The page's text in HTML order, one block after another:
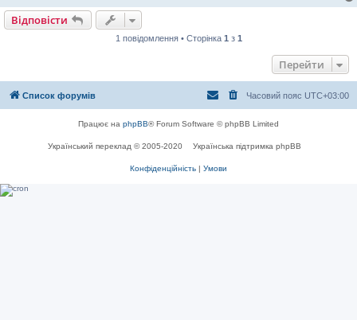
Відповісти
1 повідомлення • Сторінка 1 з 1
Перейти
Список форумів Часовий пояс UTC+03:00
Працює на phpBB® Forum Software © phpBB Limited
Український переклад © 2005-2020 Українська підтримка phpBB
Конфіденційність | Умови